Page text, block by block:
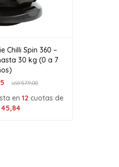
Chilli Spin 360 –
30 kg (0 a 7
USD579,00
en12 cuotas de
45,84